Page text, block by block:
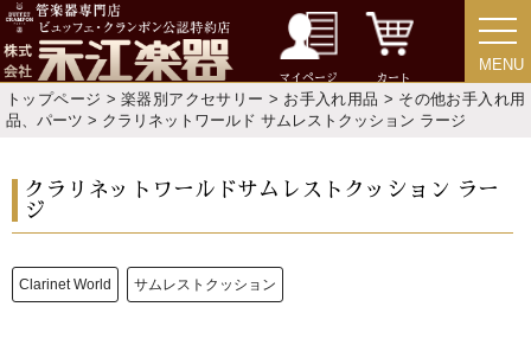
マイページ カート
MENU
MENU
トップページ >楽器別アクセサリー > お手入れ用品 > その他お手入れ用
品、パーツ > クラリネットワールド サムレストクッション ラージ
クラリネットワールドサムレストクッション ラー
ジ
Clarinet World サムレストクッション
新規会員登録 ログイン・マイページ